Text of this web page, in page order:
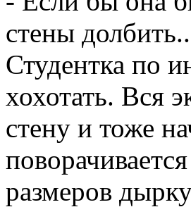
стены
Студентка по
хохотать. Вся
стену и тоже
размеров